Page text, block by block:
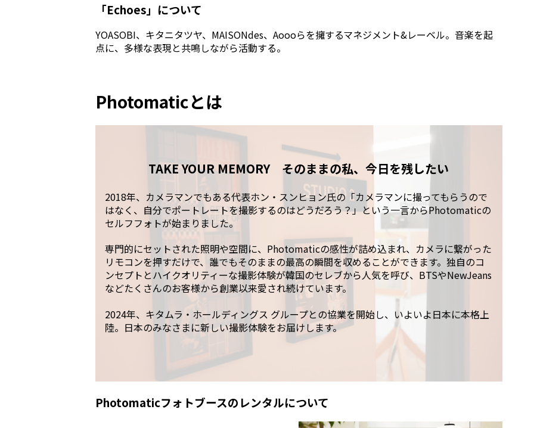
「Echoes」について
YOASOBI、キタニタツヤ、MAISONdes、Aoooらを擁するマネジメント&レーベル。音楽を起
点に、多様な表現と共鳴しながら活動する。
Photomaticとは
TAKE YOUR MEMORY そのままの私、今日を残したい
2018年、カメラマンでもある代表ホン・スンヒョン氏の「カメラマンに撮ってもらうので
はなく、自分でポートレートを撮影するのはどうだろう？」という一言からPhotomaticの
セルフフォトが始まりました。
専門的にセットされた照明や空間に、Photomaticの感性が詰め込まれ、カメラに繋がった
リモコンを押すだけで、誰でもそのままの最高の瞬間を収めることができます。独自のコ
ンセプトとハイクオリティーな撮影体験が韓国のセレブから人気を呼び、BTSやNewJeans
などたくさんのお客様から創業以来愛され続けています。
2024年、キタムラ・ホールディングス グループとの協業を開始し、いよいよ日本に本格上
陸。日本のみなさまに新しい撮影体験をお届けします。
Photomaticフォトブースのレンタルについて